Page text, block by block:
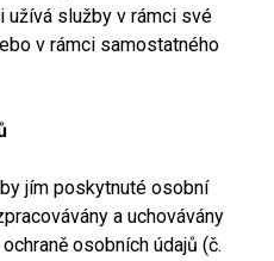
užívá služby v rámci své
v rámci samostatného
jím poskytnuté osobní
a uchovávány
osobních údajů (č.